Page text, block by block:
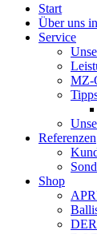
Start
Über uns
Service
MZ-
Referenzen
Shop